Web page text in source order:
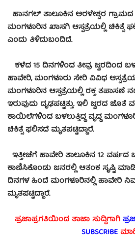
ಹಾನಗಲ್ ತಾಲೂಕಿನ ಅರಳೇಶ್ವರ
ಮಂಗಳೂರಿನ ಖಾಸಗಿ ಆಸ್ಪತ್ರೆಯಲ್ಲಿ ಚಿಕಿತ್ಸೆ
ಎಂದು ತಿಳಿದುಬಂದಿದೆ.
ಕಳೆದ 15 ದಿನಗಳಿಂದ ತೀವ್ರ ಜ್ವರದಿಂದ
ಹಾವೇರಿ, ಮಂಗಳೂರು ಸೇರಿ ವಿವಿಧ
ಮಂಗಳೂರಿನ ಆಸ್ಪತ್ರೆಯಲ್ಲಿ ರಕ್ತ ತಪಾಸಣೆ
ಇರುವುದು ದೃಢಪಟ್ಟಿತ್ತು. ಇಲಿ ಜ್ವರದ
ಕಾಯಿಲೆಗಳಿಂದ ಬಳಲುತ್ತಿದ್ದ ವೃದ್ಧ
ಚಿಕಿತ್ಸೆ ಫಲಿಸದೆ ಮೃತಪಟ್ಟಿದ್ದಾರೆ.
ಇತ್ತೀಚೆಗೆ ಹಾವೇರಿ ತಾಲೂಕಿನ 12 ವರ್ಷದ
ಕಾಣಿಸಿಕೊಂಡು ಜನರಲ್ಲಿ ಆತಂಕ ಸೃಷ್ಟಿ
ದಿನಗಳ ಹಿಂದೆ ಮಂಗಳೂರಿನಲ್ಲಿ ಹಾವೇರಿ
ಮೃತಪಟ್ಟಿದ್ದಾರೆ.
ಪ್ರಜಾಪ್ರಗತಿಯಿಂದ ತಾಜಾ ಸುದ್ದಿಗಾಗಿ
SUBSCRIBE